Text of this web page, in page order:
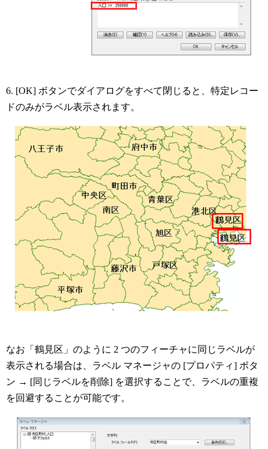
6. [OK] ボタンでダイアログをすべて閉じると、特定レコー
ドのみがラベル表示されます。
なお「鶴見区」のように 2 つのフィーチャに同じラベルが
表示される場合は、ラベル マネージャの [プロパティ] ボタ
ン → [同じラベルを削除] を選択することで、ラベルの重複
を回避することが可能です。